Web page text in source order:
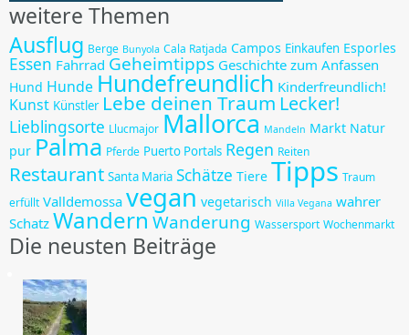
weitere Themen
Ausflug Berge Bunyola Cala Ratjada Campos Einkaufen Esporles
Essen Fahrrad Geheimtipps Geschichte zum Anfassen
Hund Hunde Hundefreundlich Kinderfreundlich!
Kunst Künstler Lebe deinen Traum Lecker!
Lieblingsorte Llucmajor Mallorca Mandeln Markt Natur
pur Palma Pferde Puerto Portals Regen Reiten
Restaurant Santa Maria Schätze Tiere Tipps Traum
erfüllt Valldemossa vegan vegetarisch Villa Vegana wahrer
Schatz Wandern Wanderung Wassersport Wochenmarkt
Die neusten Beiträge